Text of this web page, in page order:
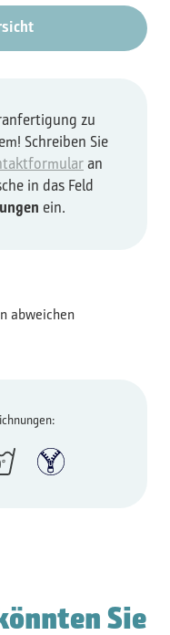
zu
Schreiben Sie
an
in das Feld
ein.
abweichen
Sie